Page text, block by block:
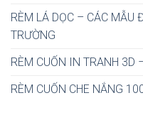
RÈM LÁ DỌC – CÁC MẪU
TRƯỜNG
RÈM CUỐN IN TRANH 3D
RÈM CUỐN CHE NẮNG